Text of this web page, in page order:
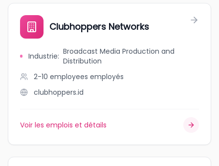
Clubhoppers Networks
Industrie: Broadcast Media Production and
Distribution
2-10 employees employés
clubhoppers.id
Voir les emplois et détails